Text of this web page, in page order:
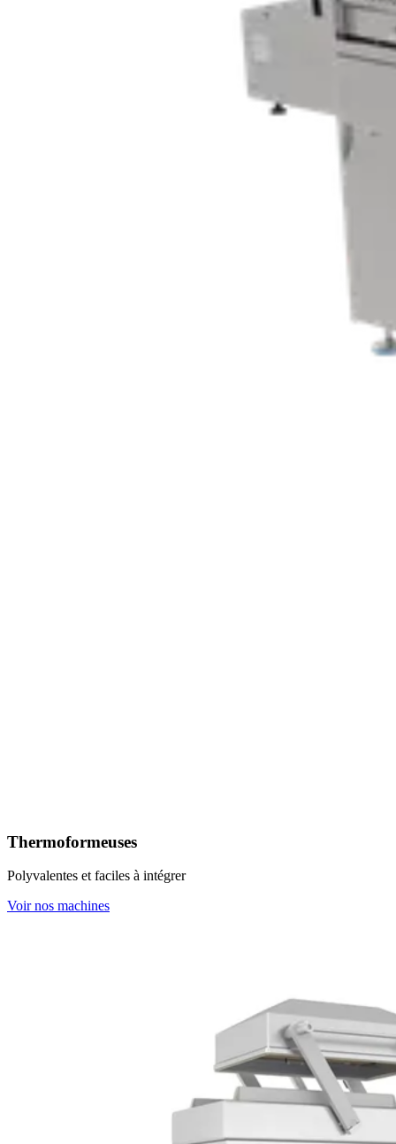
Thermoformeuses
Polyvalentes et faciles à intégrer
Voir nos machines